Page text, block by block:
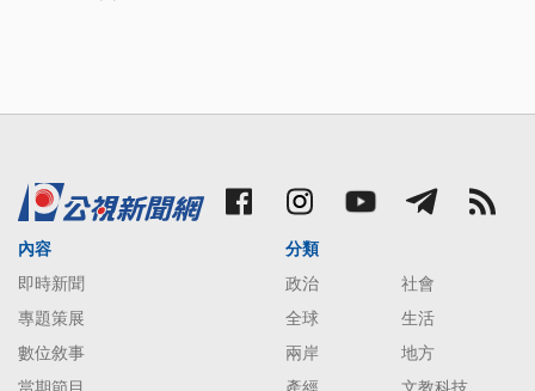
內容
即時新聞
專題策展
數位敘事
分類
政治
社會
全球
生活
兩岸
地方